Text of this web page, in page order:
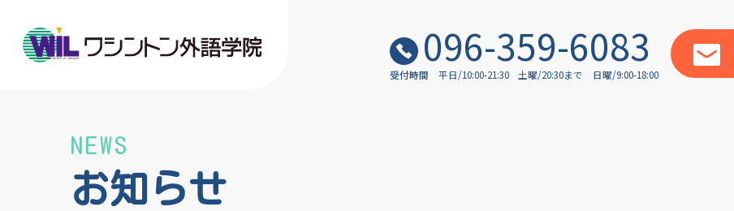
096-359-6083
受付時間 平日/10:00-21:30 土曜/20:30まで 日曜/9:00-18:00
お知らせ
NEWS